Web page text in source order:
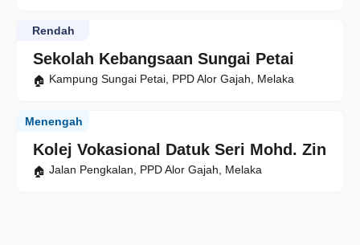
Sekolah Kebangsaan Sungai Petai
Rendah
Kampung Sungai Petai, PPD Alor Gajah, Melaka
Kolej Vokasional Datuk Seri Mohd. Zin
Menengah
Jalan Pengkalan, PPD Alor Gajah, Melaka